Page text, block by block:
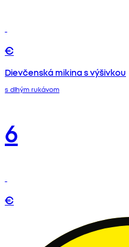
€
Dievčenská mikina s výšivkou
s dlhým rukávom
6
€